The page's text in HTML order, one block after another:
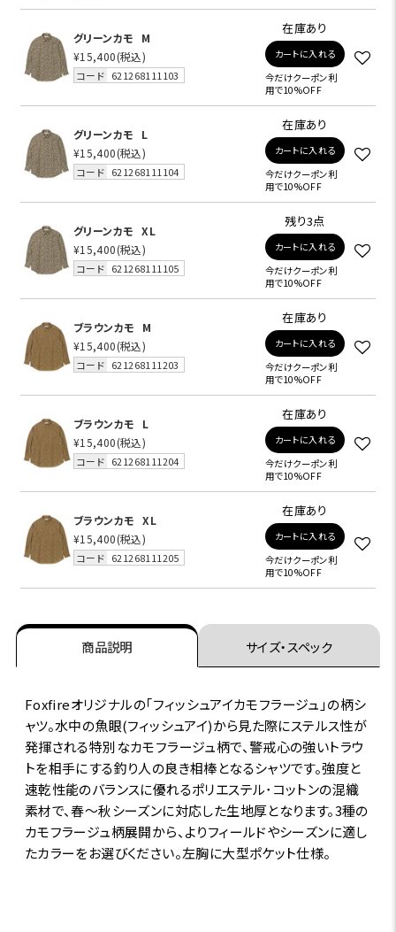
グリーンカモ
M
¥15,400(税込)
コード 621268111103
在庫あり
カートに入れる
今だけクーポン利
用で10%OFF
グリーンカモ
L
¥15,400(税込)
コード 621268111104
在庫あり
カートに入れる
今だけクーポン利
用で10%OFF
グリーンカモ
XL
¥15,400(税込)
コード 621268111105
残り3点
カートに入れる
今だけクーポン利
用で10%OFF
ブラウンカモ
M
¥15,400(税込)
コード 621268111203
在庫あり
カートに入れる
今だけクーポン利
用で10%OFF
ブラウンカモ
L
¥15,400(税込)
コード 621268111204
在庫あり
カートに入れる
今だけクーポン利
用で10%OFF
ブラウンカモ
XL
¥15,400(税込)
コード 621268111205
在庫あり
カートに入れる
今だけクーポン利
用で10%OFF
商品説明 サイズ・スペック
Foxfireオリジナルの｢フィッシュアイカモフラージュ｣の柄シ
ャツ。水中の魚眼(フィッシュアイ)から見た際にステルス性が
発揮される特別なカモフラージュ柄で、警戒心の強いトラウ
トを相手にする釣り人の良き相棒となるシャツです。強度と
速乾性能のバランスに優れるポリエステル･コットンの混織
素材で、春～秋シーズンに対応した生地厚となります。3種の
カモフラージュ柄展開から、よりフィールドやシーズンに適し
たカラーをお選びください。左胸に大型ポケット仕様。